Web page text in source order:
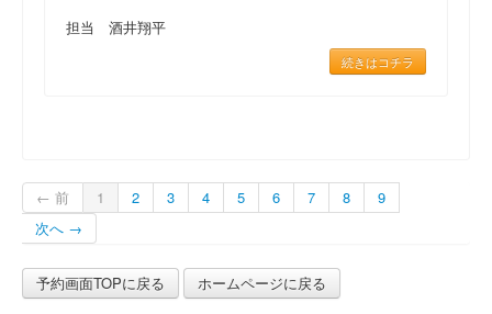
担当 酒井翔平
続きはコチラ
← 前 1 2 3 4 5 6 7 8
9
次へ →
予約画面TOPに戻る ホームページに戻る